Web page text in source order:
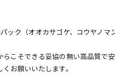
ック（オオカサゴケ、コウヤノマ
らこそできる妥協の無い高品質で
くお願いいたします。